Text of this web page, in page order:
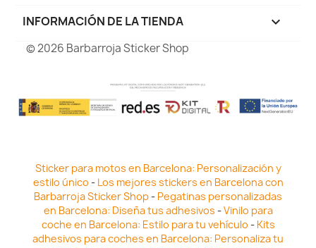
INFORMACIÓN DE LA TIENDA keyboard_arrow_down
© 2026 Barbarroja Sticker Shop
Sticker para motos en Barcelona: Personalización y
estilo único - Los mejores stickers en Barcelona con
Barbarroja Sticker Shop- Pegatinas personalizadas
en Barcelona: Diseña tus adhesivos -Vinilo para
coche en Barcelona: Estilo para tu vehículo - Kits
adhesivos para coches en Barcelona: Personaliza tu